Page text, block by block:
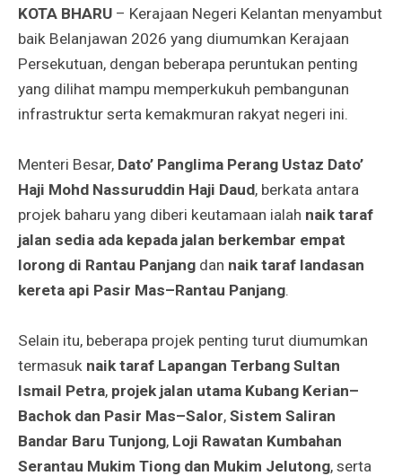
KOTA BHARU – Kerajaan Negeri Kelantan menyambut
baik Belanjawan 2026 yang diumumkan Kerajaan
Persekutuan, dengan beberapa peruntukan penting
yang dilihat mampu memperkukuh pembangunan
infrastruktur serta kemakmuran rakyat negeri ini.
Menteri Besar, Dato’ Panglima Perang Ustaz Dato’
Haji Mohd Nassuruddin Haji Daud, berkata antara
projek baharu yang diberi keutamaan ialah naik taraf
jalan sedia ada kepada jalan berkembar empat
lorong di Rantau Panjang dan naik taraf landasan
kereta api Pasir Mas–Rantau Panjang.
Selain itu, beberapa projek penting turut diumumkan
termasuk naik taraf Lapangan Terbang Sultan
Ismail Petra, projek jalan utama Kubang Kerian–
Bachok dan Pasir Mas–Salor, Sistem Saliran
Bandar Baru Tunjong, Loji Rawatan Kumbahan
Serantau Mukim Tiong dan Mukim Jelutong, serta